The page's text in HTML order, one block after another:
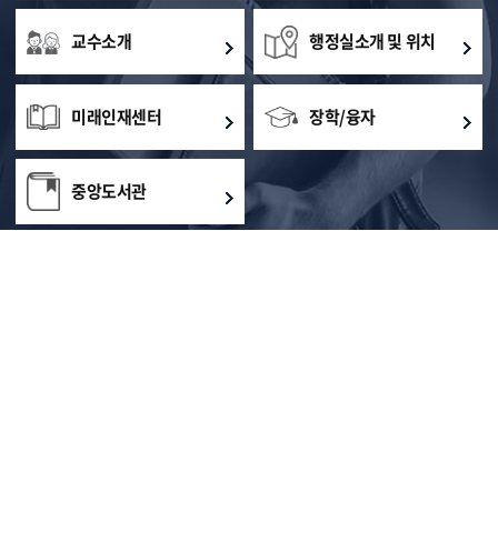
교수소개 행정실소개 및 위치
미래인재센터 장학/융자
중앙도서관